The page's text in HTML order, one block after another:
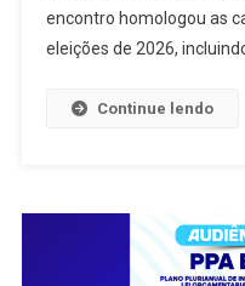
À
encontro homologou as
eleições de 2026,
Continue lendo